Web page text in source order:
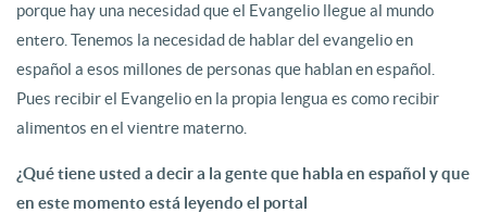
porque hay una necesidad que el Evangelio llegue al mundo
entero. Tenemos la necesidad de hablar del evangelio en
español a esos millones de personas que hablan en español.
Pues recibir el Evangelio en la propia lengua es como recibir
alimentos en el vientre materno.
¿Qué tiene usted a decir a la gente que habla en español y que
en este momento está leyendo el portal